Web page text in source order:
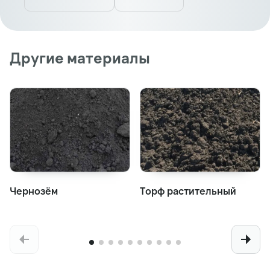
Другие материалы
Чернозём Торф растительный